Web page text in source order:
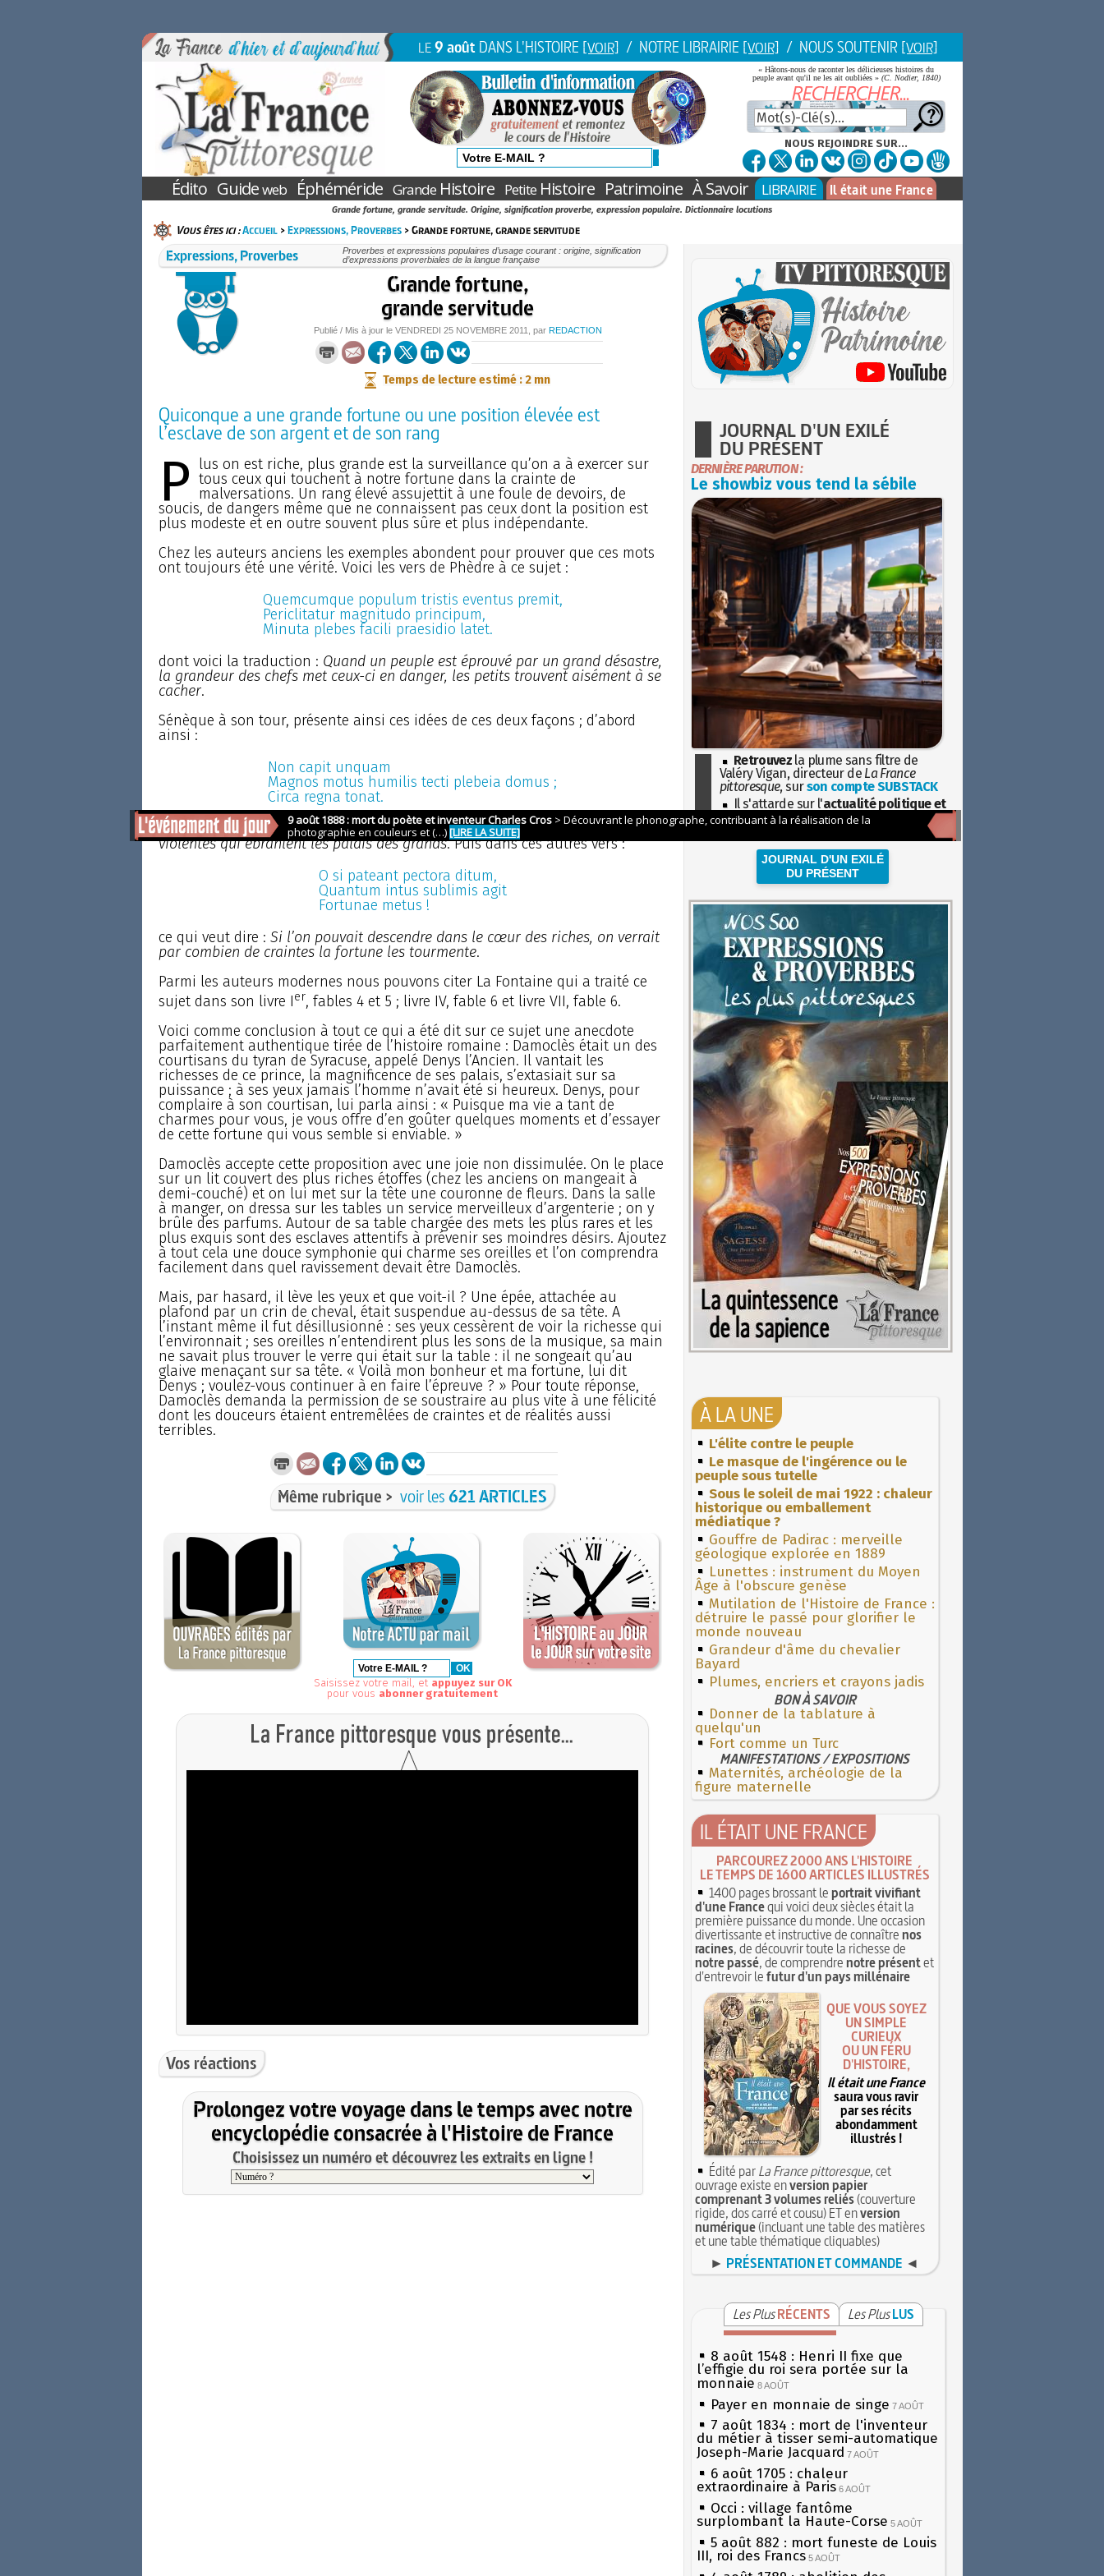
LE9 août DANS L'HISTOIRE [VOIR] / NOTRE LIBRAIRIE [VOIR] / NOUS SOUTENIR [VOIR]
« Hâtons-nous de raconter les délicieuses histoires du
peuple avant qu'il ne les ait oubliées » (C. Nodier, 1840)
NOUS REJOINDRE SUR...
Édito Guideweb Éphéméride GrandeHistoire PetiteHistoire Patrimoine À Savoir LIBRAIRIE Il était une France
Grande fortune, grande servitude. Origine, signification proverbe, expression populaire. Dictionnaire locutions
Vous êtes ici :Accueil>Expressions, Proverbes> Grande fortune, grande servitude
Expressions, Proverbes
Proverbes et expressions populaires d’usage courant : origine, signification
d’expressions proverbiales de la langue française
Grande fortune,
grande servitude
Publié / Mis à jour le VENDREDI 25 NOVEMBRE 2011 , par REDACTION
Temps de lecture estimé : 2 mn
Quiconque a une grande fortune ou une position élevée est
l’esclave de son argent et de son rang
P lus on est riche, plus grande est la surveillance qu’on a à exercer sur
tous ceux qui touchent à notre fortune dans la crainte de
malversations. Un rang élevé assujettit à une foule de devoirs, de
soucis, de dangers même que ne connaissent pas ceux dont la position est
plus modeste et en outre souvent plus sûre et plus indépendante.
Chez les auteurs anciens les exemples abondent pour prouver que ces mots
ont toujours été une vérité. Voici les vers de Phèdre à ce sujet :
Quemcumque populum tristis eventus premit,
Periclitatur magnitudo principum,
Minuta plebes facili praesidio latet.
dont voici la traduction : Quand un peuple est éprouvé par un grand désastre,
la grandeur des chefs met ceux-ci en danger, les petits trouvent aisément à se
cacher.
Sénèque à son tour, présente ainsi ces idées de ces deux façons ; d’abord
ainsi :
Non capit unquam
Magnos motus humilis tecti plebeia domus ;
Circa regna tonat.
ce qui signifie :L’humble toit du plébéien n’éprouve jamais les secousses
violentes qui ébranlent les palais des grands. Puis dans ces autres vers :
O si pateant pectora ditum,
Quantum intus sublimis agit
Fortunae metus !
ce qui veut dire : Si l’on pouvait descendre dans le cœur des riches, on verrait
par combien de craintes la fortune les tourmente.
Parmi les auteurs modernes nous pouvons citer La Fontaine qui a traité ce
sujet dans son livre Ier, fables 4 et 5 ; livre IV, fable 6 et livre VII, fable 6.
Voici comme conclusion à tout ce qui a été dit sur ce sujet une anecdote
parfaitement authentique tirée de l’histoire romaine : Damoclès était un des
courtisans du tyran de Syracuse, appelé Denys l’Ancien. Il vantait les
richesses de ce prince, la magnificence de ses palais, s’extasiait sur sa
puissance ; à ses yeux jamais l’homme n’avait été si heureux. Denys, pour
complaire à son courtisan, lui parla ainsi : « Puisque ma vie a tant de
charmes pour vous, je vous offre d’en goûter quelques moments et d’essayer
de cette fortune qui vous semble si enviable. »
Damoclès accepte cette proposition avec une joie non dissimulée. On le place
sur un lit couvert des plus riches étoffes (chez les anciens on mangeait à
demi-couché) et on lui met sur la tête une couronne de fleurs. Dans la salle
à manger, on dressa sur les tables un service merveilleux d’argenterie ; on y
brûle des parfums. Autour de sa table chargée des mets les plus rares et les
plus exquis sont des esclaves attentifs à prévenir ses moindres désirs. Ajoutez
à tout cela une douce symphonie qui charme ses oreilles et l’on comprendra
facilement dans quel ravissement devait être Damoclès.
Mais, par hasard, il lève les yeux et que voit-il ? Une épée, attachée au
plafond par un crin de cheval, était suspendue au-dessus de sa tête. A
l’instant même il fut désillusionné : ses yeux cessèrent de voir la richesse qui
l’environnait ; ses oreilles n’entendirent plus les sons de la musique, sa main
ne savait plus trouver le verre qui était sur la table : il ne songeait qu’au
glaive menaçant sur sa tête. « Voilà mon bonheur et ma fortune, lui dit
Denys ; voulez-vous continuer à en faire l’épreuve ? » Pour toute réponse,
Damoclès demanda la permission de se soustraire au plus vite à une félicité
dont les douceurs étaient entremêlées de craintes et de réalités aussi
terribles.
Même rubrique > voir les621 ARTICLES
Saisissez votre mail, et appuyez sur OK
pour vous abonner gratuitement
Vos réactions
Prolongez votre voyage dans le temps avec notre
encyclopédie consacrée à l'Histoire de France
Choisissez un numéro et découvrez les extraits en ligne !
JOURNAL D'UN EXILÉ
DU PRÉSENT
DERNIÈRE PARUTION :
Le showbiz vous tend la sébile
Retrouvez la plume sans filtre de
Valéry Vigan, directeur de La France
pittoresque, surson compte SUBSTACK
Il s'attarde sur l'actualité politique et
sociétaleavec la hauteur de vue de
JOURNAL D'UN EXILÉ
DU PRÉSENT
À LA UNE
L'élite contre le peuple
Le masque de l'ingérence ou le
peuple sous tutelle
Sous le soleil de mai 1922 : chaleur
historique ou emballement
médiatique ?
Gouffre de Padirac : merveille
géologique explorée en 1889
Lunettes : instrument du Moyen
Âge à l'obscure genèse
Mutilation de l'Histoire de France :
détruire le passé pour glorifier le
monde nouveau
Grandeur d'âme du chevalier
Bayard
Plumes, encriers et crayons jadis
BON À SAVOIR
Donner de la tablature à
quelqu'un
Fort comme un Turc
MANIFESTATIONS / EXPOSITIONS
Maternités, archéologie de la
figure maternelle
IL ÉTAIT UNE FRANCE
PARCOUREZ 2000 ANS L'HISTOIRE
LE TEMPS DE 1600 ARTICLES ILLUSTRÉS
1400 pages brossant leportrait vivifiant
d'une Francequi voici deux siècles était la
première puissance du monde. Une occasion
divertissante et instructive de connaîtrenos
racines, de découvrir toute la richesse de
notre passé, de comprendrenotre présentet
d'entrevoir lefutur d'un pays millénaire
QUE VOUS SOYEZ
UN SIMPLE
CURIEUX
OU UN FÉRU
D'HISTOIRE,
Il était une France
saura vous ravir
par ses récits
abondamment
illustrés !
Édité parLa France pittoresque, cet
ouvrage existe enversion papier
comprenant 3 volumes reliés(couverture
rigide, dos carré et cousu) ET enversion
numérique(incluant une table des matières
et une table thématique cliquables)
► PRÉSENTATION ET COMMANDE ◄
Les Plus RÉCENTS Les Plus LUS
8 août 1548 : Henri II fixe que
l’effigie du roi sera portée sur la
monnaie 8 AOÛT
Payer en monnaie de singe 7 AOÛT
7 août 1834 : mort de l'inventeur
du métier à tisser semi-automatique
Joseph-Marie Jacquard 7 AOÛT
6 août 1705 : chaleur
extraordinaire à Paris 6 AOÛT
Occi : village fantôme
surplombant la Haute-Corse 5 AOÛT
5 août 882 : mort funeste de Louis
III, roi des Francs 5 AOÛT